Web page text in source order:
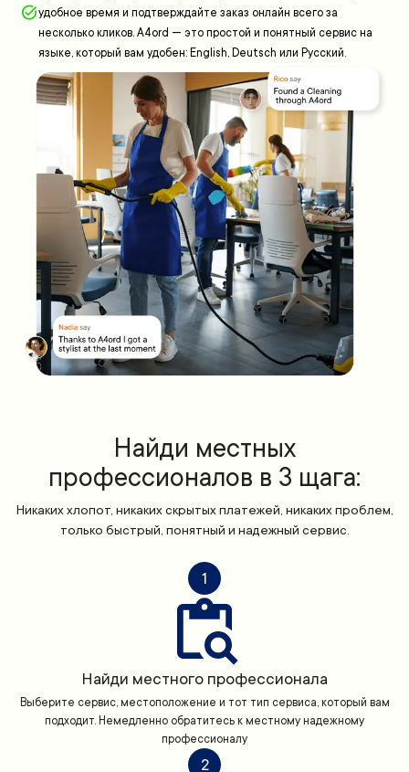
удобное время и подтверждайте заказ онлайн всего за
несколько кликов. A4ord — это простой и понятный сервис на
языке, который вам удобен: English, Deutsch или Русский.
Найди местных
профессионалов в 3 щага:
Никаких хлопот, никаких скрытых платежей, никаких проблем,
только быстрый, понятный и надежный сервис.
1
Найди местного профессионала
Выберите сервис, местоположение и тот тип сервиса, который вам
подходит. Немедленно обратитесь к местному надежному
профессионалу
2